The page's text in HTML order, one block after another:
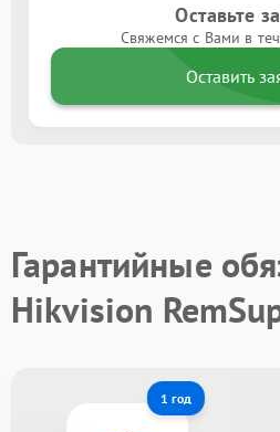
Оставьте
Свяжемся с Вами в
Оставить
Гарантийные
Hikvision
1 год